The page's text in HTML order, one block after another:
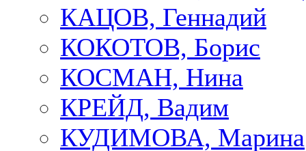
КАЦОВ, Геннадий
КОКОТОВ, Борис
КОСМАН, Нина
КРЕЙД, Вадим
КУДИМОВА, Марина